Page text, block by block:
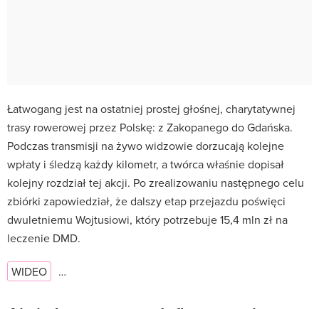
Łatwogang jest na ostatniej prostej głośnej, charytatywnej
trasy rowerowej przez Polskę: z Zakopanego do Gdańska.
Podczas transmisji na żywo widzowie dorzucają kolejne
wpłaty i śledzą każdy kilometr, a twórca właśnie dopisał
kolejny rozdział tej akcji. Po zrealizowaniu następnego celu
zbiórki zapowiedział, że dalszy etap przejazdu poświęci
dwuletniemu Wojtusiowi, który potrzebuje 15,4 mln zł na
leczenie DMD.
WIDEO …